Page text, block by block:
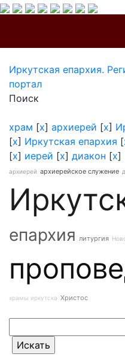
Иркутская епархия.
портал
Поиск
храм [x] архиерей [x]
[x] Иркутская епархия [
[x] иерей [x] диакон [x]
архиерей архиерейское служение
епархия литургия
храмы иркутска Христос